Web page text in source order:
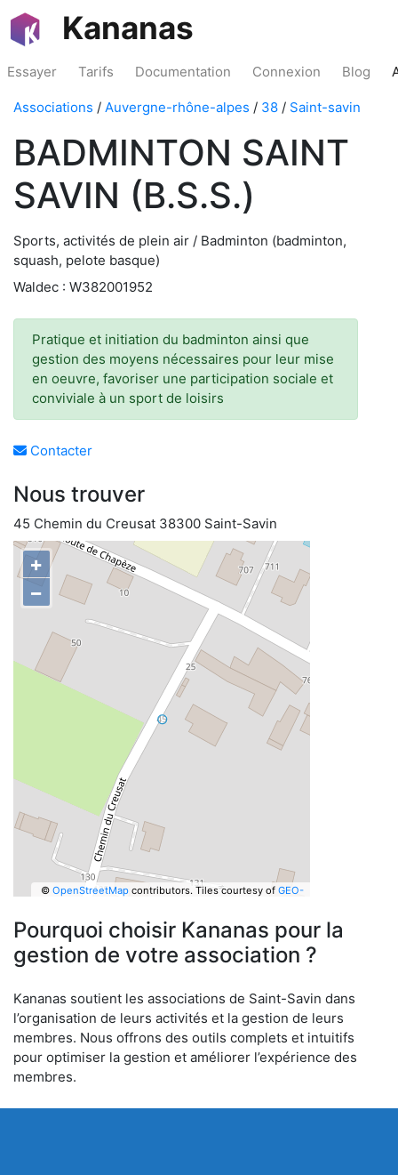
Kananas
Essayer Tarifs Documentation Connexion Blog
Associations / Auvergne-rhône-alpes / 38 / Saint-savin
BADMINTON SAINT
SAVIN (B.S.S.)
Sports, activités de plein air / Badminton (badminton,
squash, pelote basque)
Waldec : W382001952
Pratique et initiation du badminton ainsi que
gestion des moyens nécessaires pour leur mise
en oeuvre, favoriser une participation sociale et
conviviale à un sport de loisirs
Contacter
Nous trouver
45 Chemin du Creusat 38300 Saint-Savin
+
−
© OpenStreetMapcontributors. Tiles courtesy of GEO-
Pourquoi choisir Kananas pour la
gestion de votre association ?
Kananas soutient les associations de Saint-Savin dans
l’organisation de leurs activités et la gestion de leurs
membres. Nous offrons des outils complets et intuitifs
pour optimiser la gestion et améliorer l’expérience des
membres.